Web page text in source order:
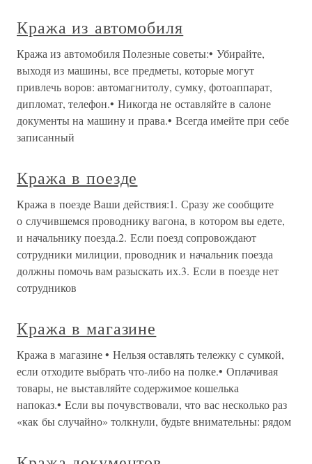
Кража из автомобиля
Кража из автомобиля Полезные советы:• Убирайте,
выходя из машины, все предметы, которые могут
привлечь воров: автомагнитолу, сумку, фотоаппарат,
дипломат, телефон.• Никогда не оставляйте в салоне
документы на машину и права.• Всегда имейте при себе
записанный
Кража в поезде
Кража в поезде Ваши действия:1. Сразу же сообщите
о случившемся проводнику вагона, в котором вы едете,
и начальнику поезда.2. Если поезд сопровождают
сотрудники милиции, проводник и начальник поезда
должны помочь вам разыскать их.3. Если в поезде нет
сотрудников
Кража в магазине
Кража в магазине • Нельзя оставлять тележку с сумкой,
если отходите выбрать что-либо на полке.• Оплачивая
товары, не выставляйте содержимое кошелька
напоказ.• Если вы почувствовали, что вас несколько раз
«как бы случайно» толкнули, будьте внимательны: рядом